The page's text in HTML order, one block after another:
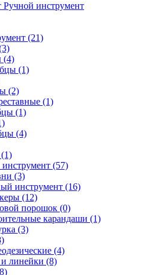
Ручной инструмент
(21)
(4)
(1)
(2)
(1)
(1)
(4)
(57)
(3)
инструмент (16)
(12)
порошок (0)
карандаши (1)
(3)
(4)
линейки (8)